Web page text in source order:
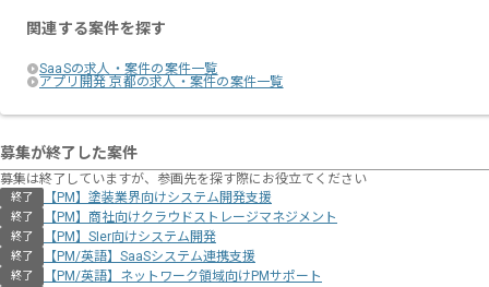
関連する案件を探す
SaaSの求人・案件の案件一覧
アプリ開発 京都の求人・案件の案件一覧
募集が終了した案件
募集は終了していますが、参画先を探す際にお役立てください
終了 【PM】塗装業界向けシステム開発支援
終了 【PM】商社向けクラウドストレージマネジメント
終了 【PM】SIer向けシステム開発
終了 【PM/英語】SaaSシステム連携支援
終了 【PM/英語】ネットワーク領域向けPMサポート